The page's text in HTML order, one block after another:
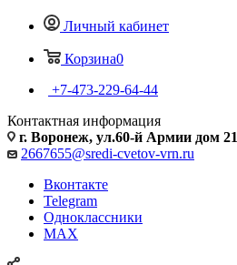
Личный кабинет
Корзина0
+7-473-229-64-44
Контактная информация
г. Воронеж, ул.60-й Армии дом 21
2667655@sredi-cvetov-vrn.ru
Вконтакте
Telegram
Одноклассники
MAX